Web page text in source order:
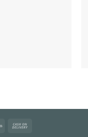
Paysera